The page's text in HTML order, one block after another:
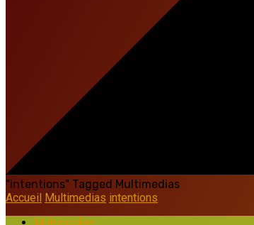
"intentions" Tagged Multimedias
Accueil Multimedias intentions
Multimedias